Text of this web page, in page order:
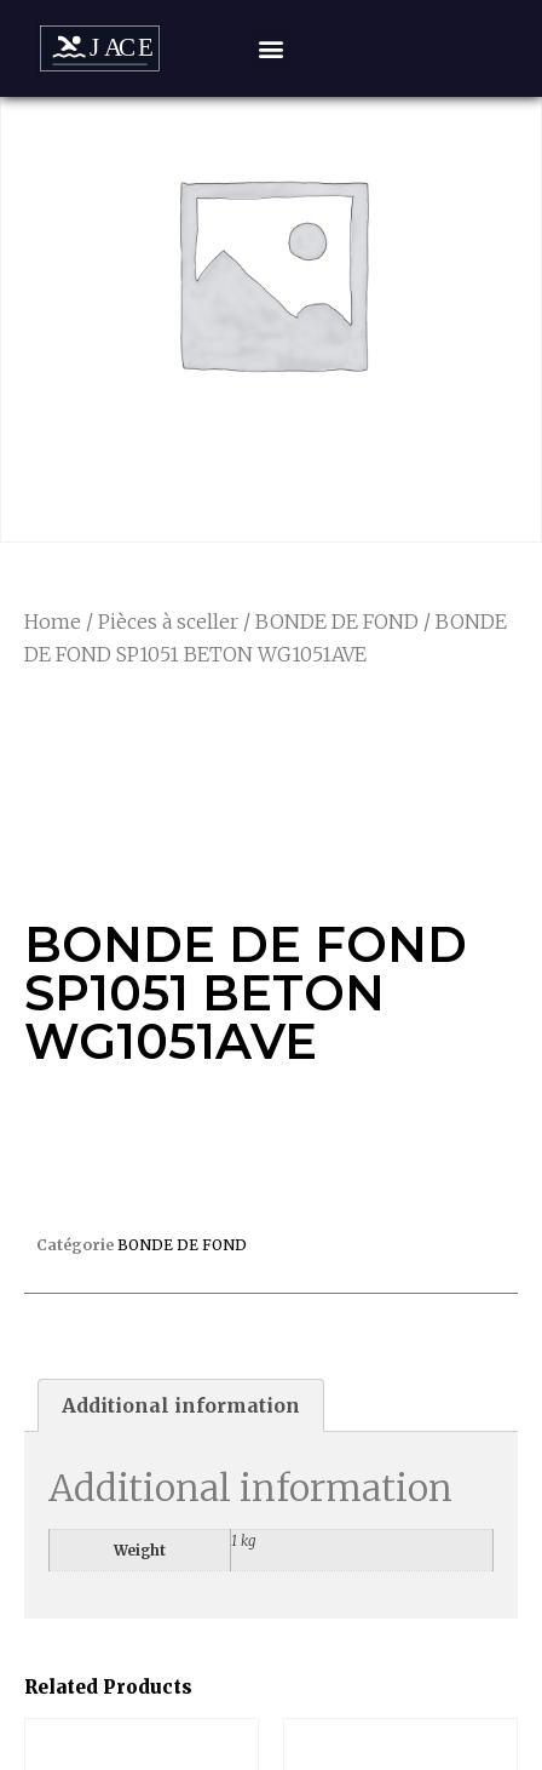
Home / Pièces à sceller / BONDE DE FOND / BONDE
DE FOND SP1051 BETON WG1051AVE
BONDE DE FOND
SP1051 BETON
WG1051AVE
Related Products
Catégorie BONDE DE FOND
Additional information
Additional information
Weight
1 kg